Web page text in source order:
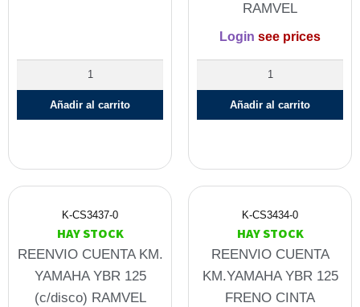
Añadir al carrito
RAMVEL
Login see prices
Añadir al carrito
K-CS3437-0
HAY STOCK
REENVIO CUENTA KM.
YAMAHA YBR 125
(c/disco) RAMVEL
K-CS3434-0
HAY STOCK
REENVIO CUENTA
KM.YAMAHA YBR 125
FRENO CINTA